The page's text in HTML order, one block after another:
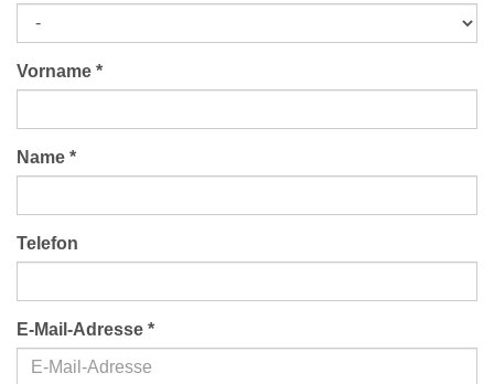
Vorname *
Name *
Telefon
E-Mail-Adresse *